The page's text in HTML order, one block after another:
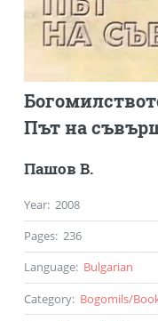
Път на
Пашов В.
Year: 2008
Pages: 236
Language: Bulgarian
Category: Bogomils/